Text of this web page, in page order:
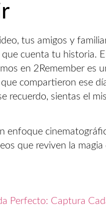
tus amigos y
cuenta tu historia.
en 2Remember es
compartieron ese
recuerdo, sientas el
enfoque
que reviven la
Perfecto: Captura